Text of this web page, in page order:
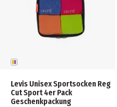
Levis Unisex Sportsocken Reg
Cut Sport 4er Pack
Geschenkpackung